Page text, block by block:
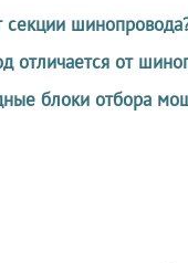
секции
отличается от
блоки отбора